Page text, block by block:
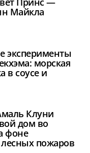
Майкла
эксперименты
морская
в соусе и
Клуни
дом во
фоне
пожаров